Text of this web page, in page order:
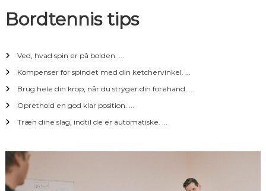
Bordtennis tips
Ved, hvad spin er på bolden. ...
Kompenser for spindet med din ketchervinkel. ...
Brug hele din krop, når du stryger din forehand. ...
Oprethold en god klar position. ...
Træn dine slag, indtil de er automatiske. ...